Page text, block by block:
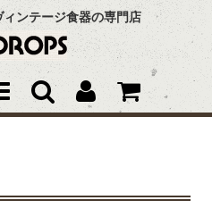
ンテージ食器の専門店